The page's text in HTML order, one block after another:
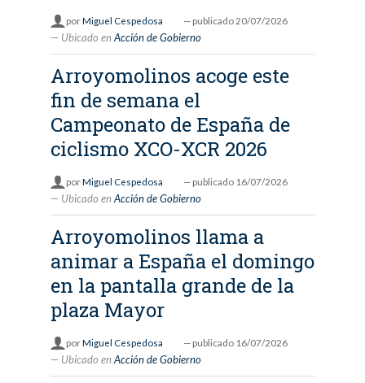
porMiguel Cespedosa — publicado 20/07/2026
Ubicado en Acción de Gobierno
Arroyomolinos acoge este
fin de semana el
Campeonato de España de
ciclismo XCO-XCR 2026
porMiguel Cespedosa — publicado 16/07/2026
Ubicado en Acción de Gobierno
Arroyomolinos llama a
animar a España el domingo
en la pantalla grande de la
plaza Mayor
porMiguel Cespedosa — publicado 16/07/2026
Ubicado en Acción de Gobierno